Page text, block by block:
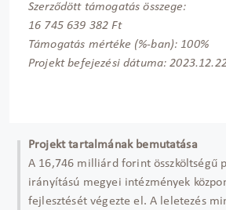
Szerződött támogatás összege:
16 745 639 382 Ft
Támogatás mértéke (%-ban): 100%
Projekt befejezési dátuma:
Projekt tartalmának bemutatása
A 16,746 milliárd forint összköltségű
irányítású megyei intézmények
fejlesztését végezte el. A leletezés